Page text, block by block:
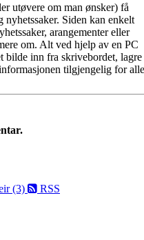
utøvere om man ønsker) få
Siden kan enkelt
arangementer eller
om. Alt ved hjelp av en PC
bilde inn fra skrivebordet, lagre
tilgjengelig for alle
(3) RSS